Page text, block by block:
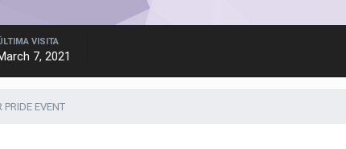
VISITA
7, 2021
PRIDE EVENT